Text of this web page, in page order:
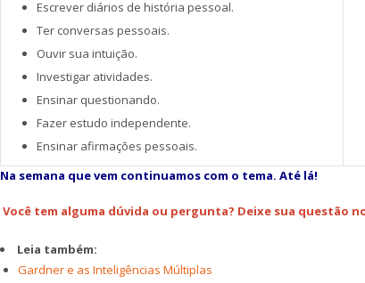
Escrever diários de história pessoal.
Ter conversas pessoais.
Ouvir sua intuição.
Investigar atividades.
Ensinar questionando.
Fazer estudo independente.
Ensinar afirmações pessoais.
Na semana que vem continuamos com o tema. Até lá!
Você tem alguma dúvida ou pergunta? Deixe sua questão
Leia também:
Gardner e as Inteligências Múltiplas